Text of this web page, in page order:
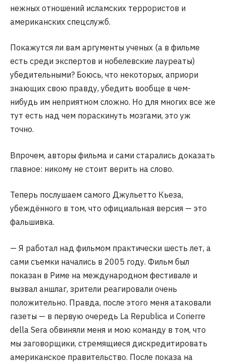
нежных отношений исламских террористов и
американских спецслужб.
Покажутся ли вам аргументы ученых (а в фильме
есть среди экспертов и нобелевские лауреаты)
убедительными? Боюсь, что некоторых, априори
знающих свою правду, убедить вообще в чем-
нибудь им неприятном сложно. Но для многих все же
тут есть над чем пораскинуть мозгами, это уж
точно.
Впрочем, авторы фильма и сами старались доказать
главное: никому не стоит верить на слово.
Теперь послушаем самого Джульетто Кьеза,
убеждённого в том, что официальная версия — это
фальшивка.
— Я работал над фильмом практически шесть лет, а
сами съемки начались в 2005 году. Фильм был
показан в Риме на международном фестивале и
вызвал аншлаг, зрители реагировали очень
положительно. Правда, после этого меня атаковали
газеты — в первую очередь La Republica и Corierre
della Sera обвиняли меня и мою команду в том, что
мы заговорщики, стремящиеся дискредитировать
американское правительство. После показа на